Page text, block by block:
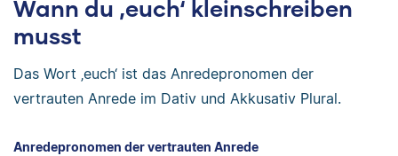
Wann du ‚euch‘ kleinschreiben
musst
Das Wort ‚euch‘ ist das Anredepronomen der
vertrauten Anrede im Dativ und Akkusativ Plural.
Anredepronomen der vertrauten Anrede